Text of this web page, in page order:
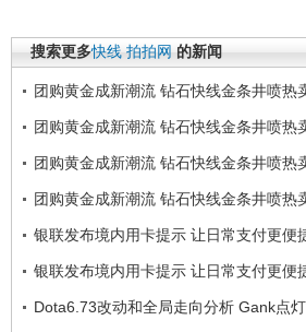
搜索更多快线 拍拍网 的新闻
团购黄金成新潮流 钻石快线金条井喷热
团购黄金成新潮流 钻石快线金条井喷热
团购黄金成新潮流 钻石快线金条井喷热
团购黄金成新潮流 钻石快线金条井喷热
银联发布境内用卡提示 让日常支付更便
银联发布境内用卡提示 让日常支付更便
Dota6.73改动和全局走向分析 Gank点